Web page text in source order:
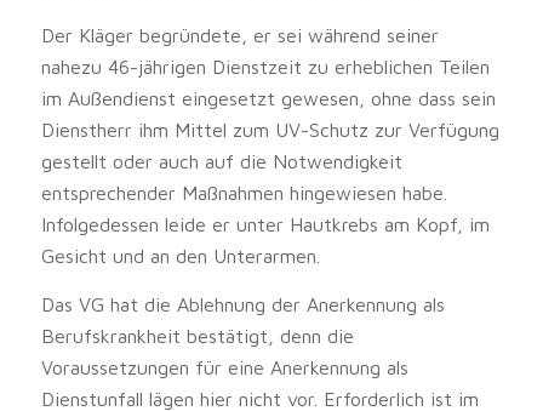
Der Kläger begründete, er sei während seiner
nahezu 46-jährigen Dienstzeit zu erheblichen Teilen
im Außendienst eingesetzt gewesen, ohne dass sein
Dienstherr ihm Mittel zum UV-Schutz zur Verfügung
gestellt oder auch auf die Notwendigkeit
entsprechender Maßnahmen hingewiesen habe.
Infolgedessen leide er unter Hautkrebs am Kopf, im
Gesicht und an den Unterarmen.
Das VG hat die Ablehnung der Anerkennung als
Berufskrankheit bestätigt, denn die
Voraussetzungen für eine Anerkennung als
Dienstunfall lägen hier nicht vor. Erforderlich ist im